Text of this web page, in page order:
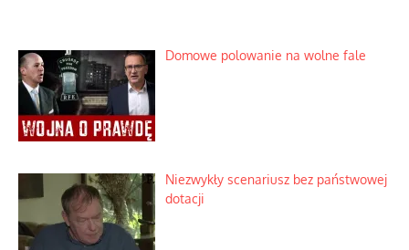
Domowe polowanie na wolne fale
Niezwykły scenariusz bez państwowej
dotacji